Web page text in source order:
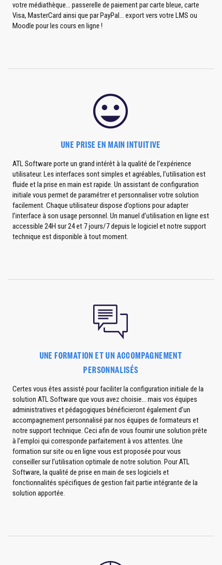
votre médiathèque... passerelle de paiement par carte bleue, carte
Visa, MasterCard ainsi que par PayPal... export vers votre LMS ou
Moodle pour les cours en ligne !
UNE PRISE EN MAIN INTUITIVE
ATL Software porte un grand intérêt à la qualité de l’expérience
utilisateur. Les interfaces sont simples et agréables, l’utilisation est
fluide et la prise en main est rapide. Un assistant de configuration
initiale vous permet de paramétrer et personnaliser votre solution
facilement. Chaque utilisateur dispose d’options pour adapter
l’interface à son usage personnel. Un manuel d’utilisation en ligne est
accessible 24H sur 24 et 7 jours/7 depuis le logiciel et notre support
technique est disponible à tout moment.
UNE FORMATION ET UN ACCOMPAGNEMENT
PERSONNALISÉS
Certes vous êtes assisté pour faciliter la configuration initiale de la
solution ATL Software que vous avez choisie... mais vos équipes
administratives et pédagogiques bénéficieront également d’un
accompagnement personnalisé par nos équipes de formateurs et
notre support technique. Ceci afin de vous fournir une solution prête
à l’emploi qui corresponde parfaitement à vos attentes. Une
formation sur site ou en ligne vous est proposée pour vous
conseiller sur l’utilisation optimale de notre solution. Pour ATL
Software, la qualité de prise en main de ses logiciels et
fonctionnalités spécifiques de gestion fait partie intégrante de la
solution apportée.